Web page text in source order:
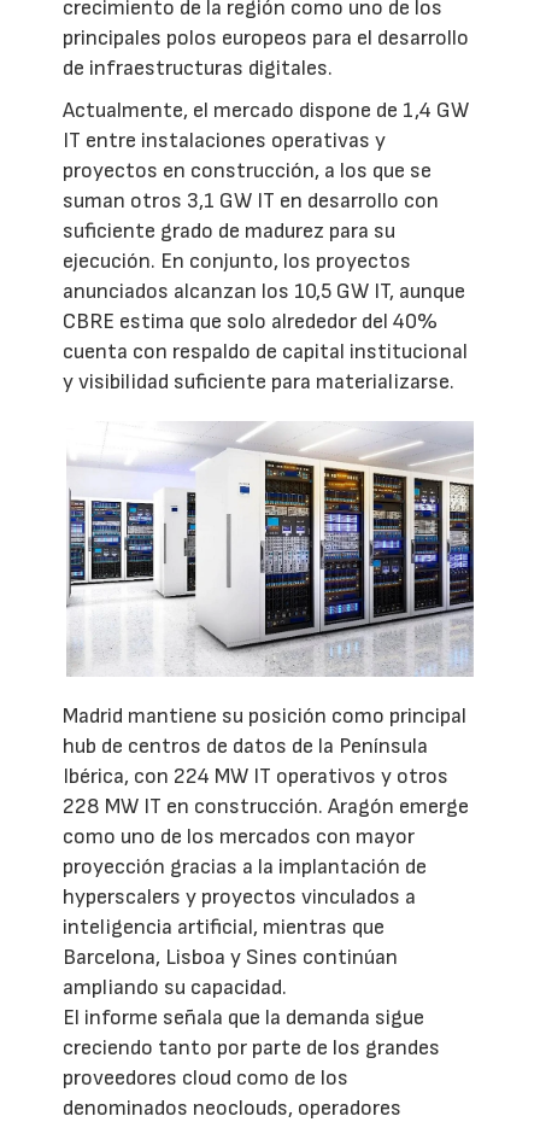
crecimiento de la región como uno de los
principales polos europeos para el desarrollo
de infraestructuras digitales.
Actualmente, el mercado dispone de 1,4 GW
IT entre instalaciones operativas y
proyectos en construcción, a los que se
suman otros 3,1 GW IT en desarrollo con
suficiente grado de madurez para su
ejecución. En conjunto, los proyectos
anunciados alcanzan los 10,5 GW IT, aunque
CBRE estima que solo alrededor del 40%
cuenta con respaldo de capital institucional
y visibilidad suficiente para materializarse.
Madrid mantiene su posición como principal
hub de centros de datos de la Península
Ibérica, con 224 MW IT operativos y otros
228 MW IT en construcción. Aragón emerge
como uno de los mercados con mayor
proyección gracias a la implantación de
hyperscalers y proyectos vinculados a
inteligencia artificial, mientras que
Barcelona, Lisboa y Sines continúan
ampliando su capacidad.
El informe señala que la demanda sigue
creciendo tanto por parte de los grandes
proveedores cloud como de los
denominados neoclouds, operadores